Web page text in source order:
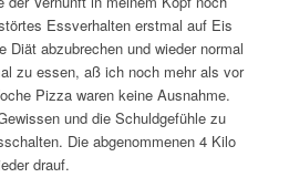
Essverhalten erstmal auf Eis
abzubrechen und wieder normal
zu essen, aß ich noch mehr als vor
Pizza waren keine Ausnahme.
und die Schuldgefühle zu
Die abgenommenen 4 Kilo
drauf.